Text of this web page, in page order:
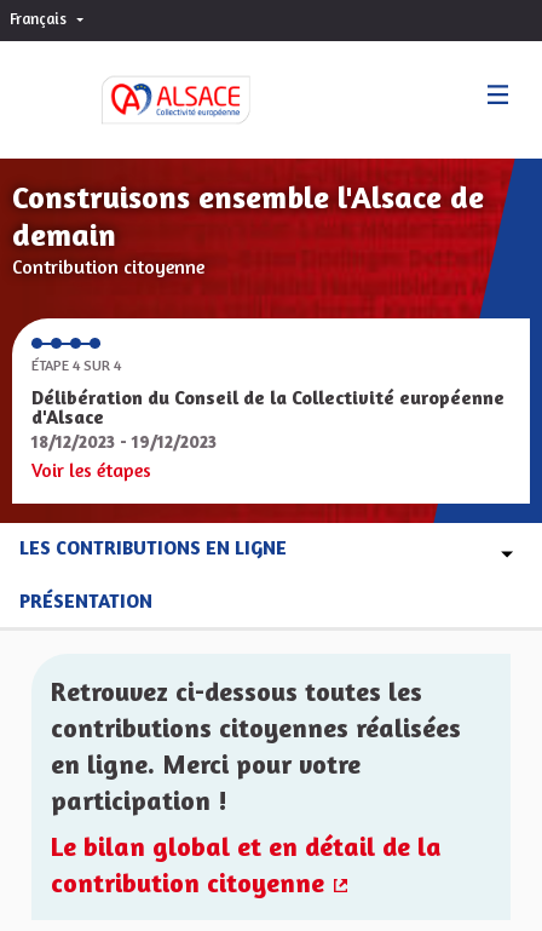
Français Choisir la langue
Construisons ensemble l'Alsace de
demain
Contribution citoyenne
ÉTAPE 4 SUR 4
Délibération du Conseil de la Collectivité européenne
d'Alsace
18/12/2023 - 19/12/2023
Voir les étapes
LES CONTRIBUTIONS EN LIGNE
PRÉSENTATION
Retrouvez ci-dessous toutes les
contributions citoyennes réalisées
en ligne. Merci pour votre
participation !
Le bilan global et en détail de la
contribution citoyenne